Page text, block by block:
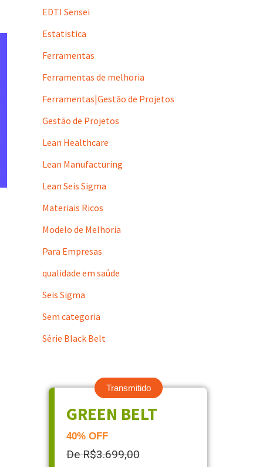
EDTI Sensei
Estatistica
Ferramentas
Ferramentas de melhoria
Ferramentas|Gestão de Projetos
Gestão de Projetos
Lean Healthcare
Lean Manufacturing
Lean Seis Sigma
Materiais Ricos
Modelo de Melhoria
Para Empresas
qualidade em saúde
Seis Sigma
Sem categoria
Série Black Belt
Transmitido
GREEN BELT
40% OFF
De R$3.699,00